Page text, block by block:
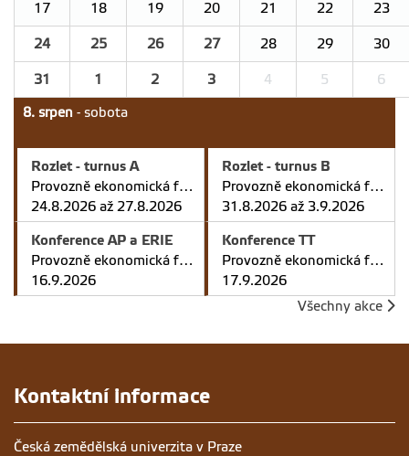
17 18 19 20 21 22 23
24 25 26 27 28 29 30
31 1 2 3 4 5 6
8. srpen - sobota
Rozlet - turnus A
Provozně ekonomická fakulta v Praze
24.8.2026 až 27.8.2026
Rozlet - turnus B
Provozně ekonomická fakulta v Praze
31.8.2026 až 3.9.2026
Konference AP a ERIE
Provozně ekonomická fakulta v Praze
16.9.2026
Konference TT
Provozně ekonomická fakulta v Praze
17.9.2026
Všechny akce
Kontaktní informace
Česká zemědělská univerzita v Praze